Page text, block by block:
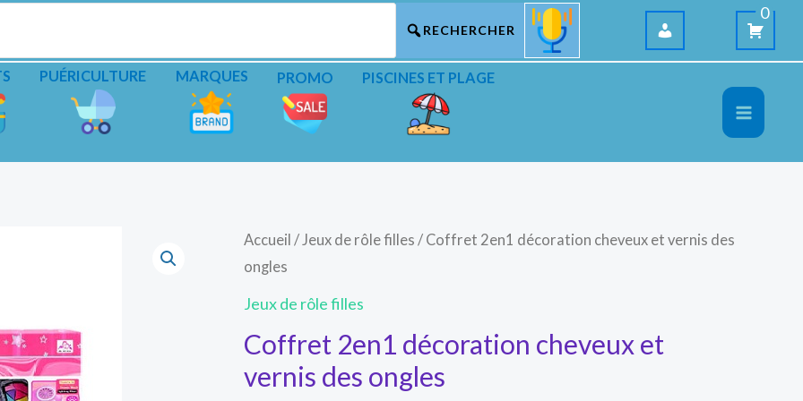
0
PUÉRICULTURE MARQUES PROMO PISCINES ET PLAGE
Accueil /Jeux de rôle filles / Coffret 2en1 décoration cheveux et vernis des
ongles
Jeux de rôle filles
Coffret 2en1 décoration cheveux et
vernis des ongles